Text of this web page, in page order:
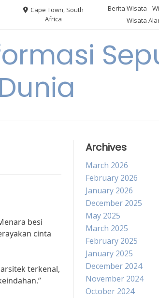
Cape Town, South
Africa
Berita Wisata
Wisata
besi
cinta
terkenal,
Archives
March 2026
February 2026
January 2026
December 2025
May 2025
March 2025
February 2025
January 2025
December 2024
November 2024
October 2024